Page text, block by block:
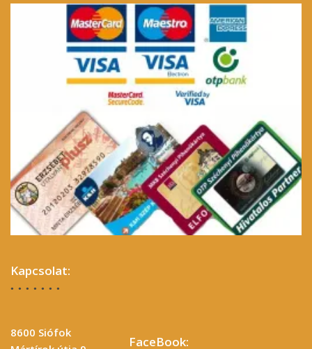
Kapcsolat:
8600 Siófok
FaceBook: